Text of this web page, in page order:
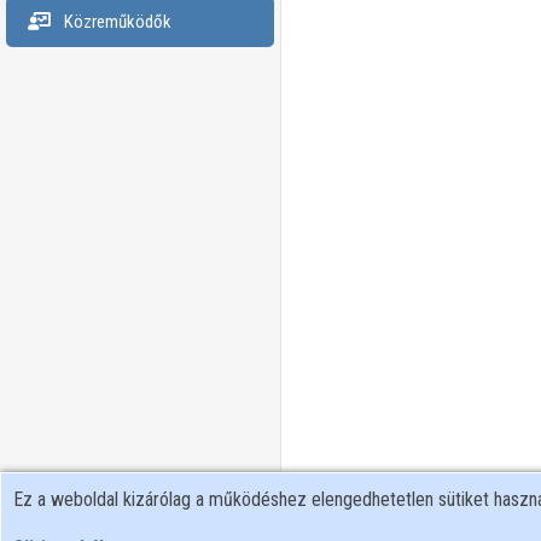
Közreműködők
Ez a weboldal kizárólag a működéshez elengedhetetlen sütiket